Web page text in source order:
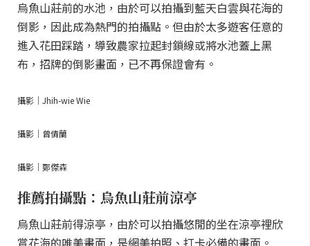
烏魚山莊前的水池，由於可以拍攝到藍天白雲與花海的
倒影，因此成為熱門的拍攝點。但由於太多遊客任意的
進入花田踩踏，導致農家拉起封鎖線或將水池蓋上黑
布，招牌的倒影畫面，已不再保證會有。
攝影｜Jhih-wie Wie
攝影｜曾倩蘭
攝影｜鄭傑森
推薦拍攝點：烏魚山莊前涼亭
烏魚山莊前得涼亭，由於可以拍攝悠閒的坐在涼亭裡欣
賞花海的唯美畫面，是網美拍照、打卡必備的畫面。